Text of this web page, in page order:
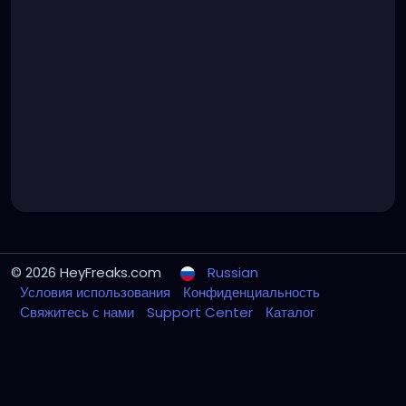
© 2026 HeyFreaks.com
Russian
Условия использования
Конфиденциальность
Свяжитесь с нами
Support Center Каталог